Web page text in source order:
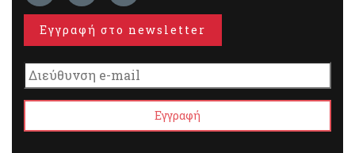
Εγγραφή στο newsletter